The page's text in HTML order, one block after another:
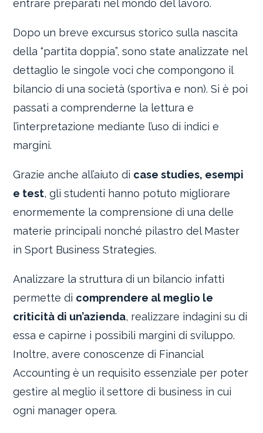
entrare preparati nel mondo del lavoro.
Dopo un breve excursus storico sulla nascita
della “partita doppia”, sono state analizzate nel
dettaglio le singole voci che compongono il
bilancio di una società (sportiva e non). Si è poi
passati a comprenderne la lettura e
l’interpretazione mediante l’uso di indici e
margini.
Grazie anche all’aiuto di case studies, esempi
e test, gli studenti hanno potuto migliorare
enormemente la comprensione di una delle
materie principali nonché pilastro del Master
in Sport Business Strategies.
Analizzare la struttura di un bilancio infatti
permette di comprendere al meglio le
criticità di un’azienda, realizzare indagini su di
essa e capirne i possibili margini di sviluppo.
Inoltre, avere conoscenze di Financial
Accounting è un requisito essenziale per poter
gestire al meglio il settore di business in cui
ogni manager opera.